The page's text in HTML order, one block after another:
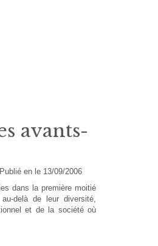
avants-
en le 13/09/2006
dans la première moitié
delà de leur diversité,
et de la société où